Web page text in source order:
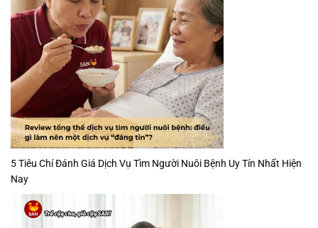
5 Tiêu Chí Đánh Giá Dịch Vụ Tìm Người Nuôi Bệnh Uy Tín Nhất Hiện
Nay